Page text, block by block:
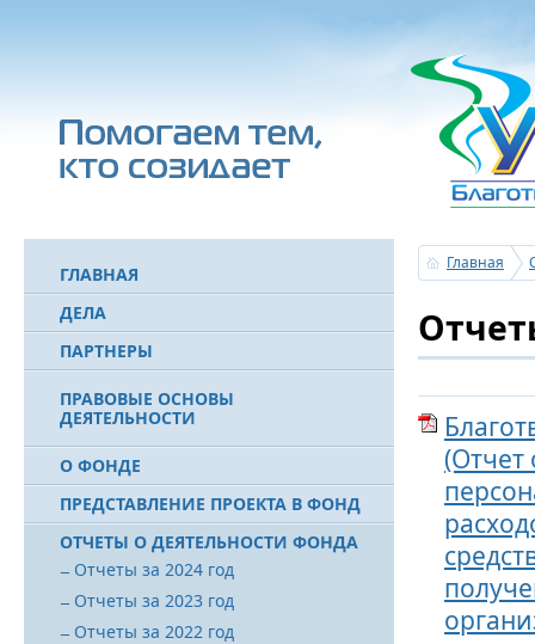
ГЛАВНАЯ
ДЕЛА
ПАРТНЕРЫ
ПРАВОВЫЕ ОСНОВЫ
ДЕЯТЕЛЬНОСТИ
О ФОНДЕ
ПРЕДСТАВЛЕНИЕ ПРОЕКТА В ФОНД
ОТЧЕТЫ О ДЕЯТЕЛЬНОСТИ ФОНДА
Отчеты за 2024 год
Отчеты за 2023 год
Отчеты за 2022 год
Главная
(Отчет